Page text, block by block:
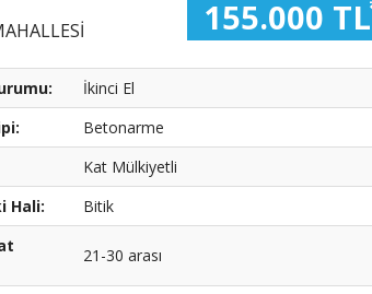
155.000 TL
İkinci El
Betonarme
Kat Mülkiyetli
Hali:
Bitik
21-30 arası